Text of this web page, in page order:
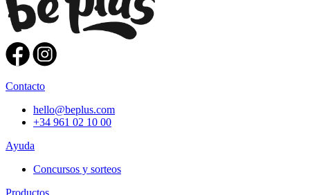
Contacto
hello@beplus.com
+34 961 02 10 00
Ayuda
Concursos y sorteos
Productos